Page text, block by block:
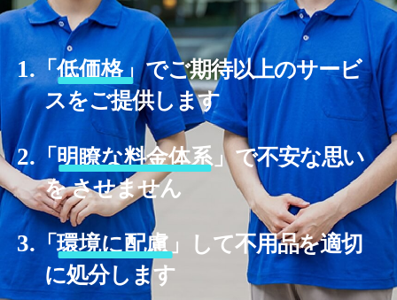
1. 「低価格」でご期待以上のサービ
スをご提供します
2. 「 明瞭な料金体系」で不安な思い
を させません
3. 「環境に配慮」
して不用品を適切
に処分します